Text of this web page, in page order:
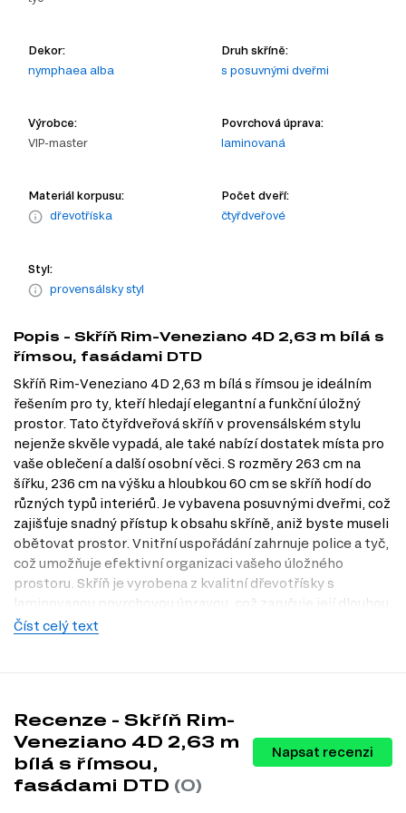
Dekor:
nymphaea alba
Druh skříně:
s posuvnými dveřmi
Výrobce:
VIP-master
Povrchová úprava:
laminovaná
Materiál korpusu:
dřevotříska
Počet dveří:
čtyřdveřové
Styl:
provensálsky styl
Popis - Skříň Rim-Veneziano 4D 2,63 m bílá s
římsou, fasádami DTD
Skříň Rim-Veneziano 4D 2,63 m bílá s římsou je ideálním
řešením pro ty, kteří hledají elegantní a funkční úložný
prostor. Tato čtyřdveřová skříň v provensálském stylu
nejenže skvěle vypadá, ale také nabízí dostatek místa pro
vaše oblečení a další osobní věci. S rozměry 263 cm na
šířku, 236 cm na výšku a hloubkou 60 cm se skříň hodí do
různých typů interiérů. Je vybavena posuvnými dveřmi, což
zajišťuje snadný přístup k obsahu skříně, aniž byste museli
obětovat prostor. Vnitřní uspořádání zahrnuje police a tyč,
což umožňuje efektivní organizaci vašeho úložného
prostoru. Skříň je vyrobena z kvalitní dřevotřísky s
laminovanou povrchovou úpravou, což zaručuje její dlouhou
životnost a snadnou údržbu. Navštivte naši prodejnu v
Tento produkt nemá žádné dostupné modifikace.
Charakteristiky, vlastnosti a výhody
Velikost.S šířkou 263 cm, výškou 236 cm a hloubkou 60 cm
Číst celý text
Recenze - Skříň Rim-
Veneziano 4D 2,63 m
bílá s římsou,
fasádami DTD (0)
Napsat recenzi